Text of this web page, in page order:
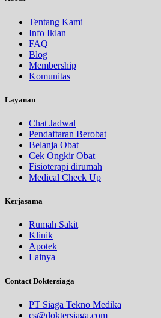
Tentang Kami
Info Iklan
FAQ
Blog
Membership
Komunitas
Layanan
Chat Jadwal
Pendaftaran Berobat
Belanja Obat
Cek Ongkir Obat
Fisioterapi dirumah
Medical Check Up
Kerjasama
Rumah Sakit
Klinik
Apotek
Lainya
Contact Doktersiaga
PT Siaga Tekno Medika
cs@doktersiaga.com